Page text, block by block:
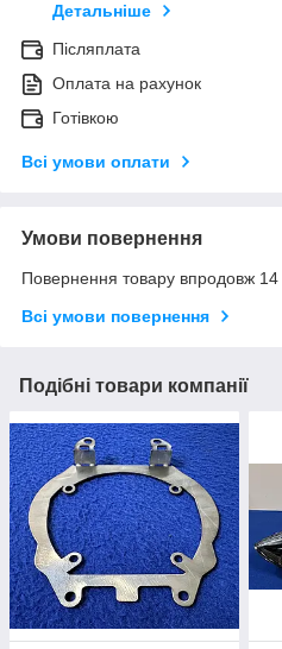
Детальніше
Післяплата
Оплата на рахунок
Готівкою
Всі умови оплати
Умови повернення
Повернення товару впродовж 14
Всі умови повернення
Подібні товари компанії